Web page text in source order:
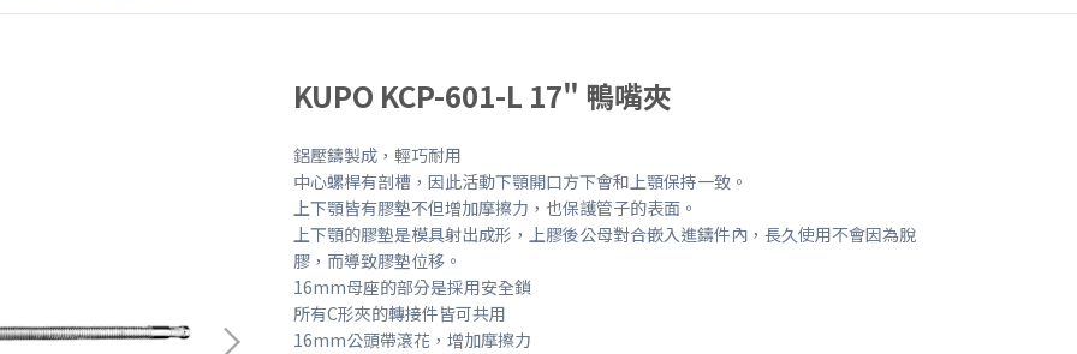
KUPO KCP-601-L 17" 鴨嘴夾
鋁壓鑄製成，輕巧耐用
中心螺桿有剖槽，因此活動下顎開口方下會和上顎保持一致。
上下顎皆有膠墊不但增加摩擦力，也保護管子的表面。
上下顎的膠墊是模具射出成形，上膠後公母對合嵌入進鑄件內，長久使用不會因為脫
膠，而導致膠墊位移。
16mm母座的部分是採用安全鎖
所有C形夾的轉接件皆可共用
16mm公頭帶滾花，增加摩擦力